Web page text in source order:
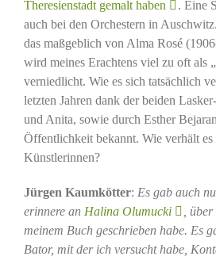
Theresienstadt gemalt haben
. Eine
auch bei den Orchestern in
das maßgeblich von Alma Rosé
wird meines Erachtens viel zu oft als
verniedlicht. Wie es sich tatsächlich
letzten Jahren dank der beiden
und Anita, sowie durch Esther
Öffentlichkeit bekannt. Wie verhält es
Künstlerinnen?
Jürgen Kaumkötter: Es gab auch
erinnere an Halina Olumucki
,
meinem Buch geschrieben habe. Es
Bator, mit der ich versucht habe,